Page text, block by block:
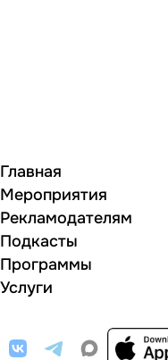
Главная
Мероприятия
Рекламодателям
Подкасты
Программы
Услуги